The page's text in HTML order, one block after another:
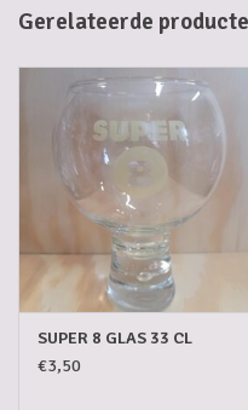
biedt daarom niet minder
Alcoholpercentage: 4,8%.
Gerelateerde
SUPER 8 GLAS 33 CL
€3,50